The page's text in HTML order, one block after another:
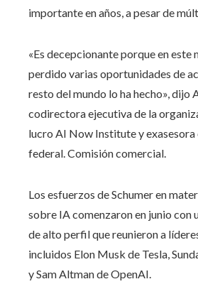
importante en años, a pesar de
«Es decepcionante porque en este
perdido varias oportunidades de
resto del mundo lo ha hecho», dijo
codirectora ejecutiva de la
lucro AI Now Institute y
federal. Comisión comercial.
Los esfuerzos de Schumer en
sobre IA comenzaron en junio con
de alto perfil que reunieron a
incluidos Elon Musk de Tesla,
y Sam Altman de OpenAI.